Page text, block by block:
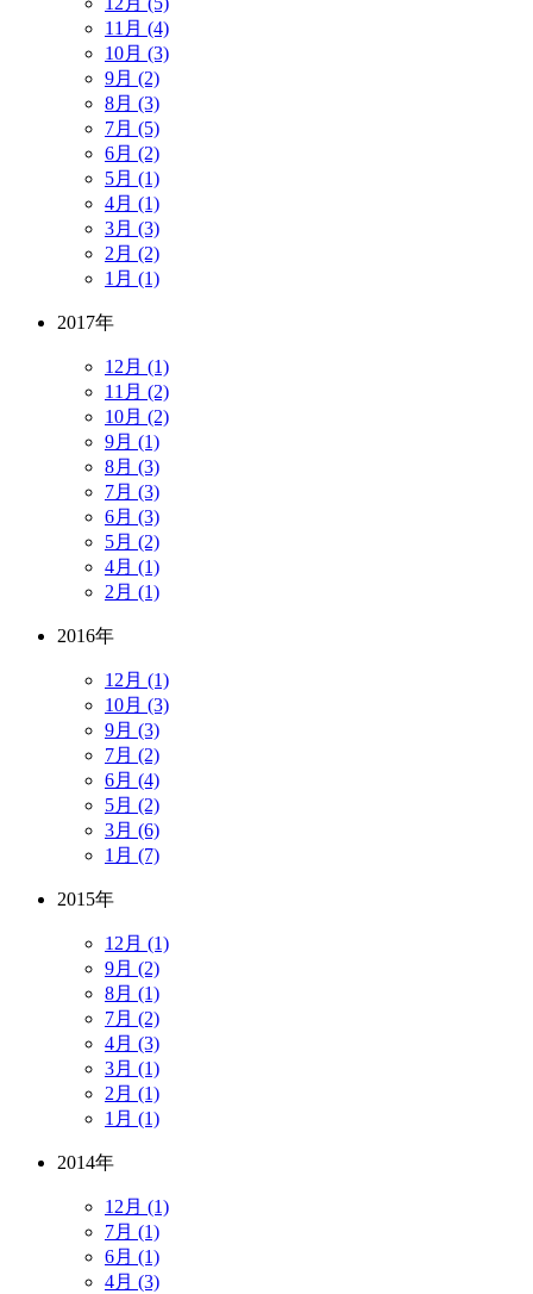
11月 (4)
10月 (3)
9月 (2)
8月 (3)
7月 (5)
6月 (2)
5月 (1)
4月 (1)
3月 (3)
2月 (2)
1月 (1)
2017年
12月 (1)
11月 (2)
10月 (2)
9月 (1)
8月 (3)
7月 (3)
6月 (3)
5月 (2)
4月 (1)
2月 (1)
2016年
12月 (1)
10月 (3)
9月 (3)
7月 (2)
6月 (4)
5月 (2)
3月 (6)
1月 (7)
2015年
12月 (1)
9月 (2)
8月 (1)
7月 (2)
4月 (3)
3月 (1)
2月 (1)
1月 (1)
2014年
12月 (1)
7月 (1)
6月 (1)
4月 (3)